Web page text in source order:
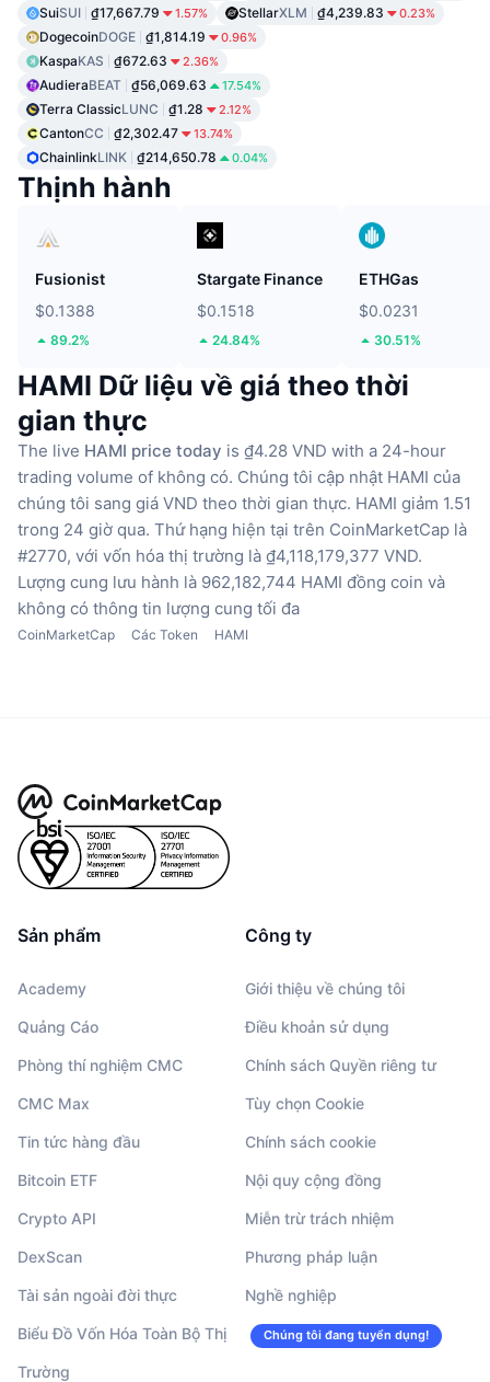
SuiSUI ₫17,667.79 1.57% StellarXLM ₫4,239.83 0.23%
DogecoinDOGE ₫1,814.19 0.96%
KaspaKAS ₫672.63 2.36%
AudieraBEAT ₫56,069.63 17.54%
Terra ClassicLUNC ₫1.28 2.12%
CantonCC ₫2,302.47 13.74%
ChainlinkLINK ₫214,650.78 0.04%
Thịnh hành
Fusionist
$0.1388
89.2%
Stargate Finance
$0.1518
24.84%
ETHGas
$0.0231
30.51%
HAMI Dữ liệu về giá theo thời
gian thực
The live HAMI price today is ₫4.28 VND with a 24-hour
trading volume of không có. Chúng tôi cập nhật HAMI của
chúng tôi sang giá VND theo thời gian thực. HAMI giảm 1.51
trong 24 giờ qua. Thứ hạng hiện tại trên CoinMarketCap là
#2770, với vốn hóa thị trường là ₫4,118,179,377 VND.
Lượng cung lưu hành là 962,182,744 HAMI đồng coin và
không có thông tin lượng cung tối đa
CoinMarketCap Các Token HAMI
Sản phẩm
Academy
Quảng Cáo
Phòng thí nghiệm CMC
CMC Max
Tin tức hàng đầu
Bitcoin ETF
Crypto API
DexScan
Tài sản ngoài đời thực
Biểu Đồ Vốn Hóa Toàn Bộ Thị
Trường
Công ty
Giới thiệu về chúng tôi
Điều khoản sử dụng
Chính sách Quyền riêng tư
Tùy chọn Cookie
Chính sách cookie
Nội quy cộng đồng
Miễn trừ trách nhiệm
Phương pháp luận
Nghề nghiệp
Chúng tôi đang tuyển dụng!